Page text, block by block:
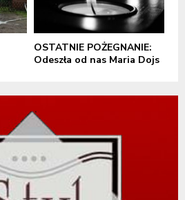
OSTATNIE POŻEGNANIE:
Odeszła od nas Maria Dojs